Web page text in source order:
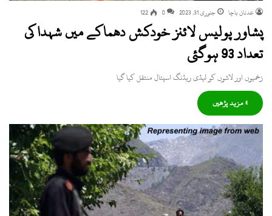
عدنان باچا جنوری 31, 2023 0
122
پشاور پولیس لائنز خودکش دھماکے میں شہدا کی
تعداد 93 ہوگئی
زخمیوں اور لاشوں کو لیڈی ریڈنگ اسپتال منتقل کیا گیا
» مزید پڑھیں